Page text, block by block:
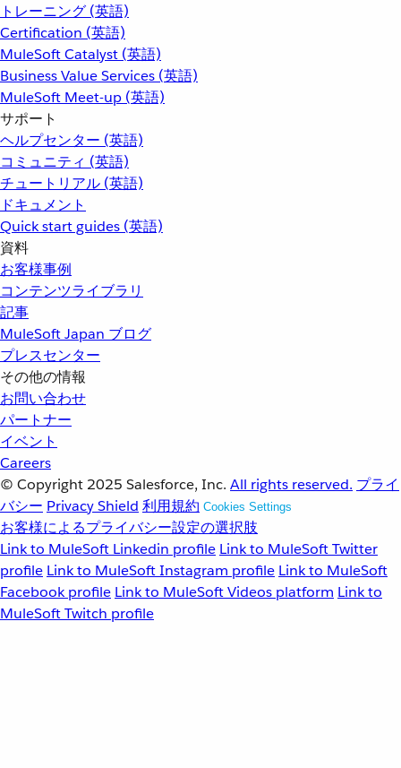
トレーニング (英語)
Certification (英語)
MuleSoft Catalyst (英語)
Business Value Services (英語)
MuleSoft Meet-up (英語)
サポート
ヘルプセンター (英語)
コミュニティ (英語)
チュートリアル (英語)
ドキュメント
Quick start guides (英語)
資料
お客様事例
コンテンツライブラリ
記事
MuleSoft Japan ブログ
プレスセンター
その他の情報
お問い合わせ
パートナー
イベント
Careers
© Copyright 2025 Salesforce, Inc. All rights reserved. プライ
バシー Privacy Shield 利用規約 Cookies Settings
お客様によるプライバシー設定の選択肢
Link to MuleSoft Linkedin profile Link to MuleSoft Twitter
profile Link to MuleSoft Instagram profile Link to MuleSoft
Facebook profile Link to MuleSoft Videos platform Link to
MuleSoft Twitch profile